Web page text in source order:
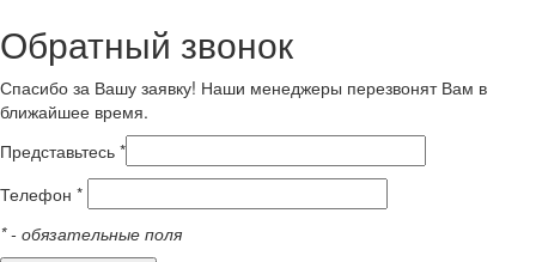
Обратный звонок
Спасибо за Вашу заявку! Наши менеджеры перезвонят Вам в
ближайшее время.
Представьтесь *
Телефон *
*- обязательные поля